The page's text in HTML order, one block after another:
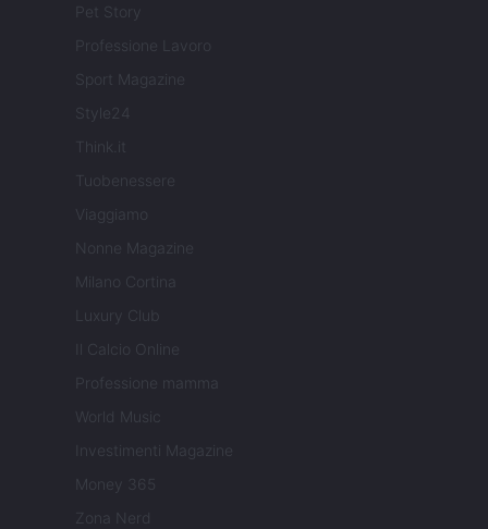
Pet Story
Professione Lavoro
Sport Magazine
Style24
Think.it
Tuobenessere
Viaggiamo
Nonne Magazine
Milano Cortina
Luxury Club
Il Calcio Online
Professione mamma
World Music
Investimenti Magazine
Money 365
Zona Nerd